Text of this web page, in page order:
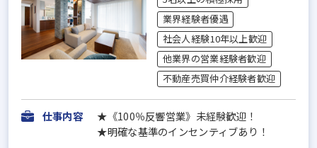
業界経験者優遇
社会人経験10年以上歓迎
他業界の営業経験者歓迎
不動産売買仲介経験者歓迎
仕事内容
★《100％反響営業》未経験歓迎！
★明確な基準のインセンティブあり！